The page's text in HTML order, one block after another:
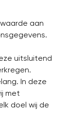
aan
uitsluitend
In deze
met
doel wij de